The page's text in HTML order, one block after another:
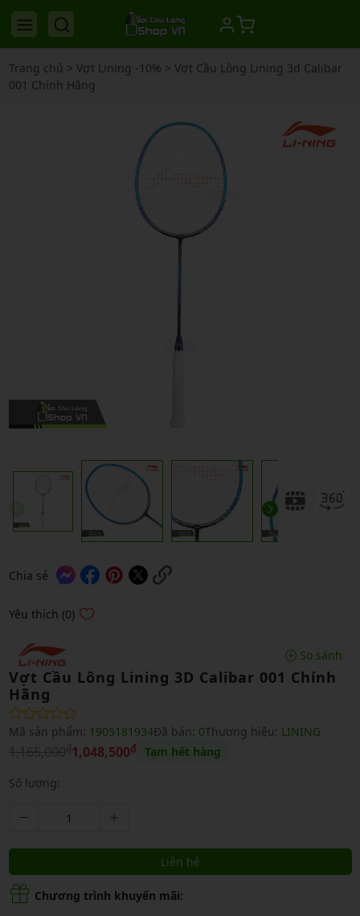
Trang chủ > Vợt Lining -10% > Vợt Cầu Lông Lining 3d Calibar
001 Chính Hãng
Chia sẻ
Yêu thích (0)
So sánh
Vợt Cầu Lông Lining 3D Calibar 001 Chính
Hãng
Mã sản phẩm: 1905181934Đã bán: 0Thương hiệu: LINING
1,048,500₫
1,165,000₫ Tạm hết hàng
Số lượng:
Liên hệ
Chương trình khuyến mãi: